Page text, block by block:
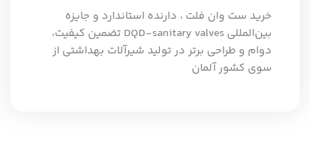
خرید ست وان فلت ، دارنده استاندارد و جایزه
بین‌المللی DQD-sanitary valves تضمین کیفیت،
دوام و طراحی برتر در تولید شیرآلات بهداشتی از
سوی کشور آلمان